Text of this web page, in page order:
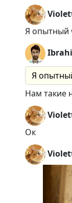
Я опытный
Я
Нам такие
Ок